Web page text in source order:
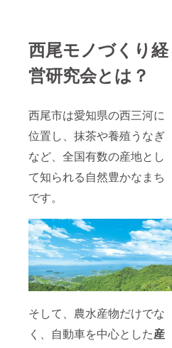
西尾モノづくり経
営研究会とは？
西尾市は愛知県の西三河に
位置し、抹茶や養殖うなぎ
など、全国有数の産地とし
て知られる自然豊かなまち
です。
そして、農水産物だけでな
く、自動車を中心とした産